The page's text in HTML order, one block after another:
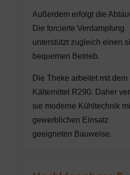
Außerdem erfolgt die
Die forcierte Verdampfung
unterstützt zugleich einen
bequemen Betrieb.
Die Theke arbeitet mit
Kältemittel R290. Daher
sie moderne Kühltechnik
gewerblichen Einsatz
geeigneten Bauweise.